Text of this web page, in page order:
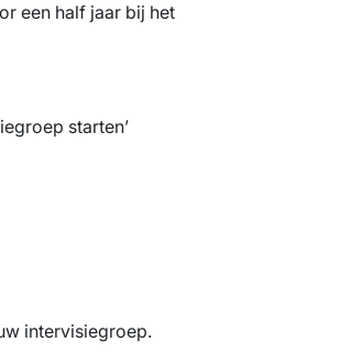
een half jaar bij het
starten’
intervisiegroep.